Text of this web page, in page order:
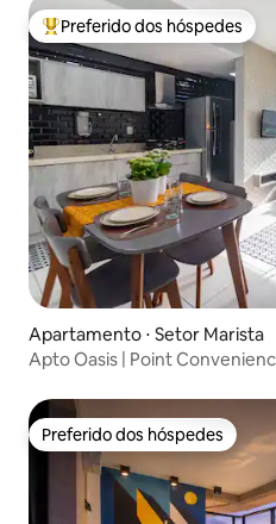
Entre os melhores preferidos
Preferido dos hóspedes
Apartamento ⋅ Setor Marista
Apto Oasis | Point
Preferido dos hóspedes
Preferido dos hóspedes